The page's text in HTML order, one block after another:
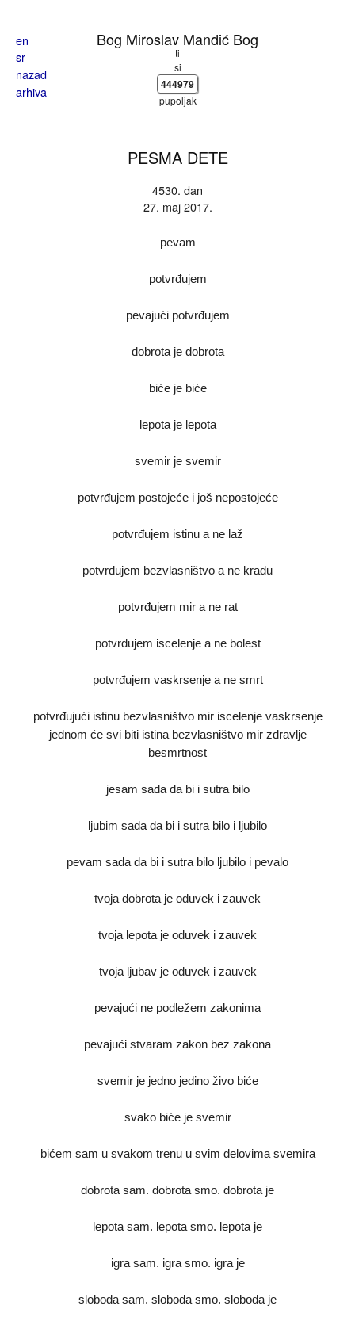
Bog Miroslav Mandić Bog
ti
si
444979
pupoljak
PESMA DETE
4530. dan
27. maj 2017.
pevam
potvrđujem
pevajući potvrđujem
dobrota je dobrota
biće je biće
lepota je lepota
svemir je svemir
potvrđujem postojeće i još nepostojeće
potvrđujem istinu a ne laž
potvrđujem bezvlasništvo a ne krađu
potvrđujem mir a ne rat
potvrđujem iscelenje a ne bolest
potvrđujem vaskrsenje a ne smrt
potvrđujući istinu bezvlasništvo mir iscelenje vaskrsenje
jednom će svi biti istina bezvlasništvo mir zdravlje
besmrtnost
jesam sada da bi i sutra bilo
ljubim sada da bi i sutra bilo i ljubilo
pevam sada da bi i sutra bilo ljubilo i pevalo
tvoja dobrota je oduvek i zauvek
tvoja lepota je oduvek i zauvek
tvoja ljubav je oduvek i zauvek
pevajući ne podležem zakonima
pevajući stvaram zakon bez zakona
svemir je jedno jedino živo biće
svako biće je svemir
bićem sam u svakom trenu u svim delovima svemira
dobrota sam. dobrota smo. dobrota je
lepota sam. lepota smo. lepota je
igra sam. igra smo. igra je
sloboda sam. sloboda smo. sloboda je
en
sr
nazad
arhiva